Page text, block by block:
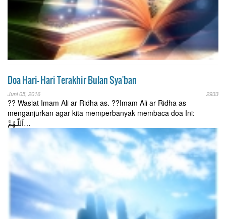
Doa Hari- Hari Terakhir Bulan Sya'ban
Juni 05, 2016 2933
?? Wasiat Imam Ali ar Ridha as. ??Imam Ali ar Ridha as
menganjurkan agar kita memperbanyak membaca doa Ini:
اَللّـهُمَّ…